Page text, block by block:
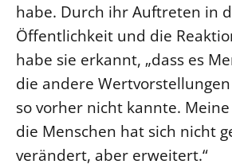
habe. Durch ihr Auftreten in
Öffentlichkeit und die
habe sie erkannt, „dass es
die andere
so vorher nicht kannte.
die Menschen hat sich nicht
verändert, aber erweitert.“